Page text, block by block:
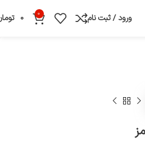
ورود / ثبت نام 0
0